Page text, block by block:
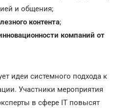
и общения;
контента;
компаний от
идеи системного подхода к
Участники мероприятия
в сфере IT повысят